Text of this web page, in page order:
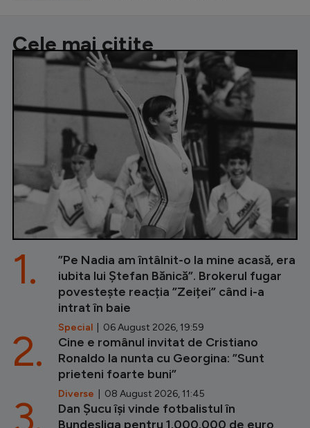
Cele mai citite
”Pe Nadia am întâlnit-o la mine acasă, era
iubita lui Ștefan Bănică”. Brokerul fugar
povestește reacția ”Zeiței” când i-a
intrat în baie
Special | 06 August 2026, 19:59
1.
Cine e românul invitat de Cristiano
Ronaldo la nunta cu Georgina: ”Sunt
prieteni foarte buni”
Diverse | 08 August 2026, 11:45
2.
Dan Șucu își vinde fotbalistul în
Bundesliga pentru 1.000.000 de euro
3.